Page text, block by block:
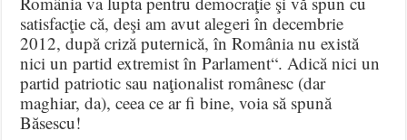
satisfacţie că, deşi am avut alegeri în decembrie
2012, după criză puternică, în România nu există
nici un partid extremist în Parlament“. Adică nici un
partid patriotic sau naţionalist românesc (dar
maghiar, da), ceea ce ar fi bine, voia să spună
Băsescu!